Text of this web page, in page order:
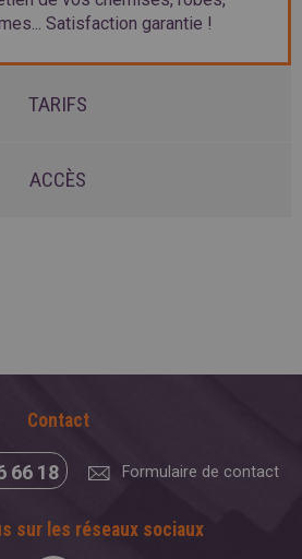
Satisfaction garantie !
TARIFS
ACCÈS
Contact
66 18 Formulaire de contact
sur les réseaux sociaux